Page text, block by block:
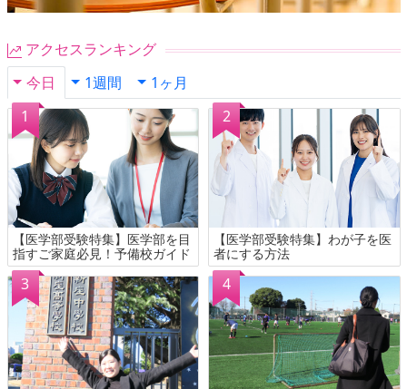
アクセスランキング
今日
1週間 1ヶ月
【医学部受験特集】医学部を目
指すご家庭必見！予備校ガイド
【医学部受験特集】わが子を医
者にする方法